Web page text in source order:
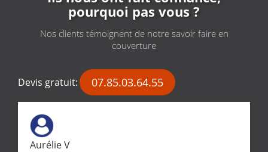
pourquoi pas vous ?
Nos clients témoignent de notre savoir faire en
couverture
Devis gratuit: 07.85.03.64.55
Aurélie V